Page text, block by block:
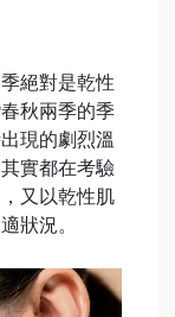
絕對是乾性
秋兩季的季
現的劇烈溫
實都在考驗
又以乾性肌
狀況。